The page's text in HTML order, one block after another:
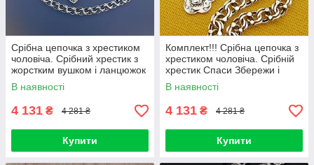
Срібна цепочка з хрестиком
чоловіча. Срібний хрестик з
жорстким вушком і ланцюжок
бісмарк срібло. 55 см
В наявності
4 131 ₴ 4 281 ₴
Купити
Комплект!!! Срібна цепочка з
хрестиком чоловіча. Срібній
хрестик Спаси Збережи і
цепочка бісмарк 55 см
В наявності
4 131 ₴ 4 281 ₴
Купити